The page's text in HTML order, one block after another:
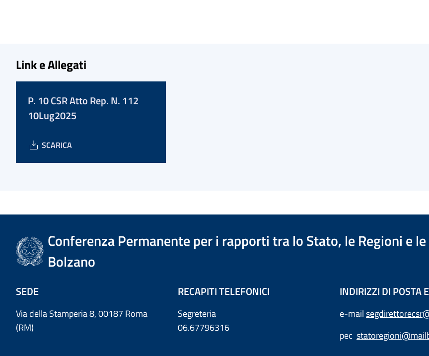
Link e Allegati
P. 10 CSR Atto Rep. N. 112
10Lug2025
SCARICA
Conferenza Permanente per i rapporti tra lo Stato, le Regioni e
Bolzano
SEDE
Via della Stamperia 8, 00187 Roma
(RM)
RECAPITI TELEFONICI
Segreteria
06.67796316
INDIRIZZI DI POSTA
e-mail
pec